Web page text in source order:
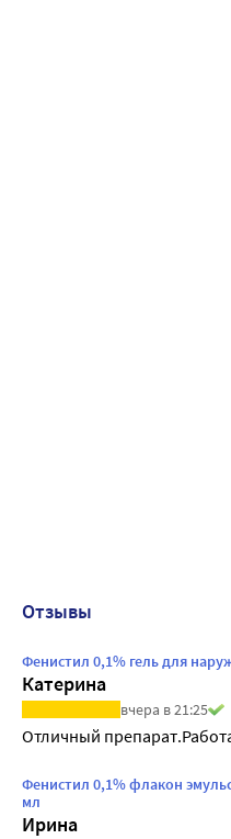
Отзывы
Фенистил 0,1% гель для
Катерина
вчера в 21:25
Отличный
Фенистил 0,1% флакон
мл
Ирина